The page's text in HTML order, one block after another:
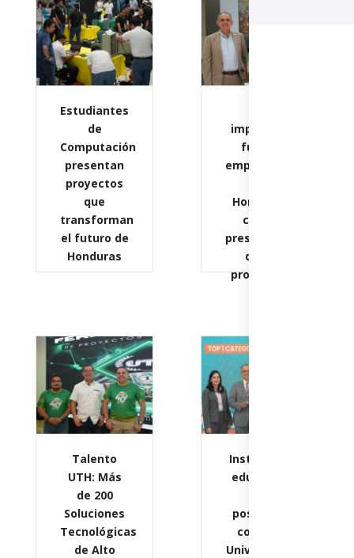
Estudiantes
de
Computación
presentan
proyectos
que
transforman
el futuro de
Honduras
impulsa el
futuro
empresarial
Honduras
con la
presentación
de 23
proyectos
Talento
UTH: Más
de 200
Soluciones
Tecnológicas
de Alto
Institución
educativa
posiciona
como la
Universidad